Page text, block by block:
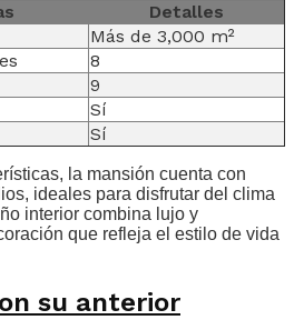
Detalles
Más de 3,000 m²
8
9
Sí
Sí
la mansión cuenta con
ideales para disfrutar del clima
interior combina lujo y
que refleja el estilo de vida
su anterior